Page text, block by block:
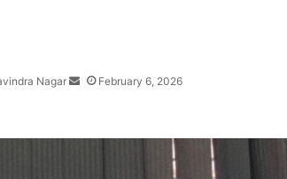
Nagar February 6, 2026